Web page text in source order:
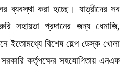
ব্যবস্থা করা হচ্ছে। যাত্রীদের সব
সহায়তা প্রদানের জন্য ধেমাজি,
ইতোমধ্যে বিশেষ হেল্প ডেস্ক খোলা
কর্তৃপক্ষের সহযোগিতায় এনএফ